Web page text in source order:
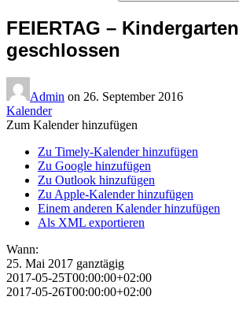
FEIERTAG – Kindergarten
geschlossen
Admin on 26. September 2016
Kalender
Zum Kalender hinzufügen
Zu Timely-Kalender hinzufügen
Zu Google hinzufügen
Zu Outlook hinzufügen
Zu Apple-Kalender hinzufügen
Einem anderen Kalender hinzufügen
Als XML exportieren
Wann:
25. Mai 2017 ganztägig
2017-05-25T00:00:00+02:00
2017-05-26T00:00:00+02:00